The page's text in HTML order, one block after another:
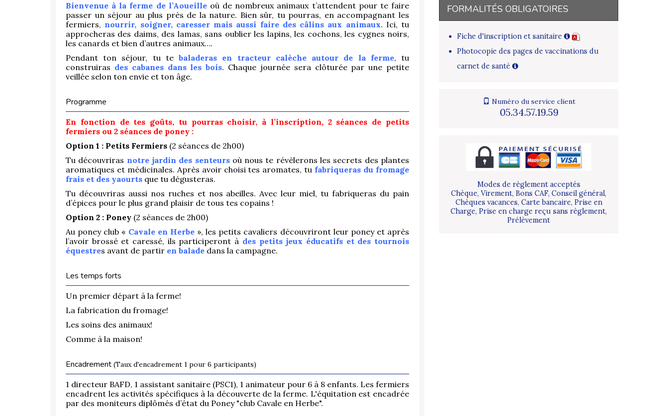
Bienvenue à la ferme de l’Aoueilleoù de nombreux animaux t’attendent pour te faire
passer un séjour au plus près de la nature. Bien sûr, tu pourras, en accompagnant les
fermiers, nourrir, soigner, caresser mais aussi faire des câlins aux animaux. Ici, tu
approcheras des daims, des lamas, sans oublier les lapins, les cochons, les cygnes noirs,
les canards et bien d’autres animaux….
Pendant ton séjour, tu tebaladeras en tracteur calèche autour de la ferme, tu
construiras des cabanes dans les bois. Chaque journée sera clôturée par une petite
veillée selon ton envie et ton âge.
Programme
En fonction de tes goûts, tu pourras choisir, à l’inscription, 2 séances de petits
fermiers ou 2 séances de poney :
Option 1 : Petits Fermiers (2 séances de 2h00)
Tu découvriras notre jardin des senteursoù nous te révèlerons les secrets des plantes
aromatiques et médicinales. Après avoir choisi tes aromates, tu fabriqueras du fromage
frais et des yaourts que tu dégusteras.
Tu découvriras aussi nos ruches et nos abeilles. Avec leur miel, tu fabriqueras du pain
d’épices pour le plus grand plaisir de tous tes copains !
Option 2 : Poney (2 séances de 2h00)
Au poney club « Cavale en Herbe », les petits cavaliers découvriront leur poney et après
l’avoir brossé et caressé, ils participeront à des petits jeux éducatifs et des tournois
équestres avant de partir en balade dans la campagne.
Les temps forts
Un premier départ à la ferme!
La fabrication du fromage!
Les soins des animaux!
Comme à la maison!
Encadrement (Taux d'encadrement 1 pour 6 participants)
1 directeur BAFD, 1 assistant sanitaire (PSC1), 1 animateur pour 6 à 8 enfants. Les fermiers
encadrent les activités spécifiques à la découverte de la ferme. L'équitation est encadrée
par des moniteurs diplômés d’état du Poney "club Cavale en Herbe".
FORMALITÉS OBLIGATOIRES
Fiche d'inscription et sanitaire
Photocopie des pages de vaccinations du
carnet de santé
Numéro du service client
05.34.57.19.59
Modes de règlement acceptés
Chèque, Virement, Bons CAF, Conseil général,
Chèques vacances, Carte bancaire, Prise en
Charge, Prise en charge reçu sans règlement,
Prélèvement